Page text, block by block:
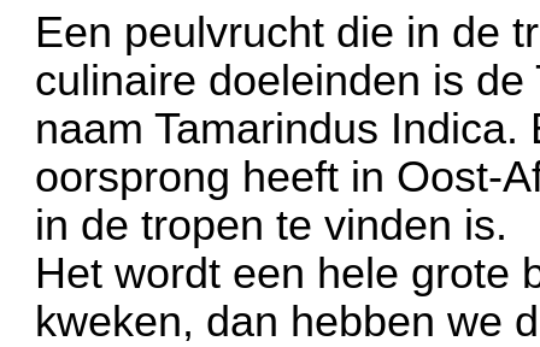
Een peulvrucht die in de
culinaire doeleinden is
naam Tamarindus
oorsprong heeft in Oost-
in de tropen te vinden is.
Het wordt een hele grote
kweken, dan hebben we